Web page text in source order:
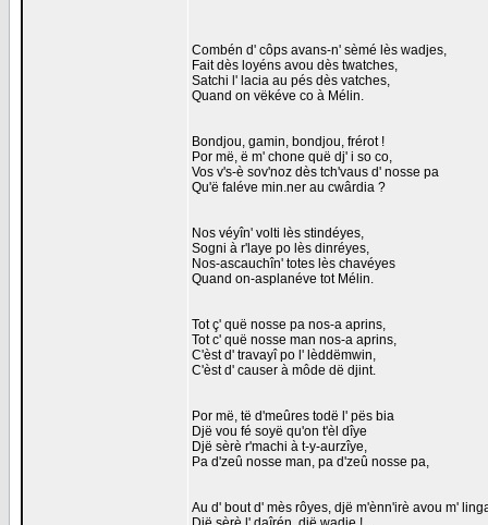
Combén d' côps avans-n' sèmé lès wadjes,
Fait dès loyéns avou dès twatches,
Satchi l' lacia au pés dès vatches,
Quand on vëkéve co à Mélin.
Bondjou, gamin, bondjou, frérot !
Por më, ë m' chone quë dj' i so co,
Vos v's-è sov'noz dès tch'vaus d' nosse pa
Qu'ë faléve min.ner au cwârdia ?
Nos véyîn' volti lès stindéyes,
Sogni à r'laye po lès dinréyes,
Nos-ascauchîn' totes lès chavéyes
Quand on-asplanéve tot Mélin.
Tot ç' quë nosse pa nos-a aprins,
Tot c' quë nosse man nos-a aprins,
C'èst d' travayî po l' lèddëmwin,
C'èst d' causer à môde dë djint.
Por më, të d'meûres todë l' pës bia
Djë vou fé soyë qu'on t'èl dîye
Djë sèrè r'machi à t-y-aurzîye,
Pa d'zeû nosse man, pa d'zeû nosse pa,
Au d' bout d' mès rôyes, djë m'ènn'irè avou m'